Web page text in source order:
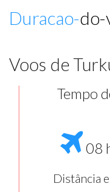
Duracao-
Voos de
Tempo
08
Distância